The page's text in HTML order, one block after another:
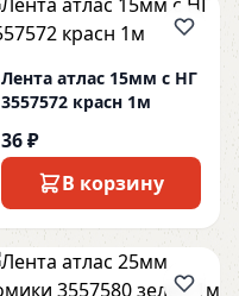
Лента атлас 15мм с НГ
3557572 красн 1м
36 ₽
В корзину